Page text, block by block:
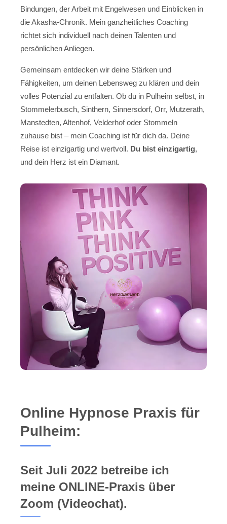
Bindungen, der Arbeit mit Engelwesen und Einblicken in
die Akasha-Chronik. Mein ganzheitliches Coaching
richtet sich individuell nach deinen Talenten und
persönlichen Anliegen.
Gemeinsam entdecken wir deine Stärken und
Fähigkeiten, um deinen Lebensweg zu klären und dein
volles Potenzial zu entfalten. Ob du in Pulheim selbst, in
Stommelerbusch, Sinthern, Sinnersdorf, Orr, Mutzerath,
Manstedten, Altenhof, Velderhof oder Stommeln
zuhause bist – mein Coaching ist für dich da. Deine
Reise ist einzigartig und wertvoll. Du bist einzigartig,
und dein Herz ist ein Diamant.
Online Hypnose Praxis für
Pulheim:
Seit Juli 2022 betreibe ich
meine ONLINE-Praxis über
Zoom (Videochat).